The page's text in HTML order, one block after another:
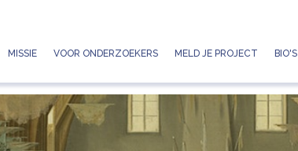
MISSIE VOOR ONDERZOEKERS MELD JE PROJECT BIO'S